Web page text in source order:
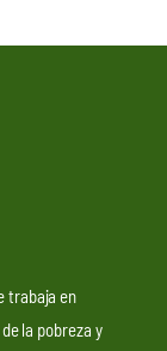
trabaja en
la pobreza y